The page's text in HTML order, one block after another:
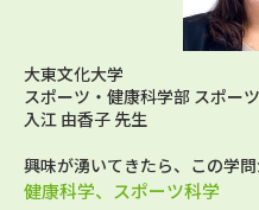
大東文化大学
スポーツ・健康科学部 スポー
入江 由香子 先生
興味が湧いてきたら、この学問
健康科学、スポーツ科学